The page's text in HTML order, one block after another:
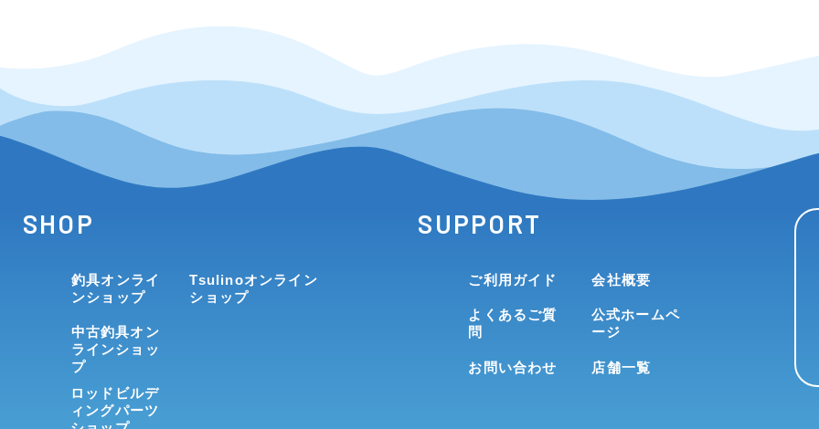
SHOP
釣具オンライ
ンショップ
中古釣具オン
ラインショッ
プ
ロッドビルデ
ィングパーツ
Tsulinoオンライン
ショップ
SUPPORT
ご利用ガイド
よくあるご質
問
お問い合わせ
会社概要
公式ホームペ
ージ
店舗一覧